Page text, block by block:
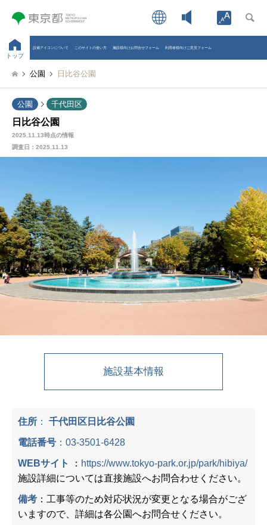
Open
トップ
設備アイコンについて このサイトの使い方 施設様向けお問合せフォーム 利用者様向けご意見フォーム
公園 日比谷公園
公園 千代田区
日比谷公園
2025.11.13時点の情報
調査日： 2025.11.13
施設基本情報
住所 ： 千代田区日比谷公園
電話番号 ： 03-3501-6428
WEBサイト ： https://www.tokyo-park.or.jp/park/hibiya/
施設詳細については直接施設へお問合わせください。
備考 ：工事等のため対応状況が変更となる場合がござ
いますので、詳細は各公園へお問合せください。